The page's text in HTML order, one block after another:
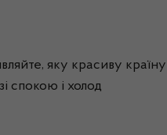
яку красиву
спокою і холод